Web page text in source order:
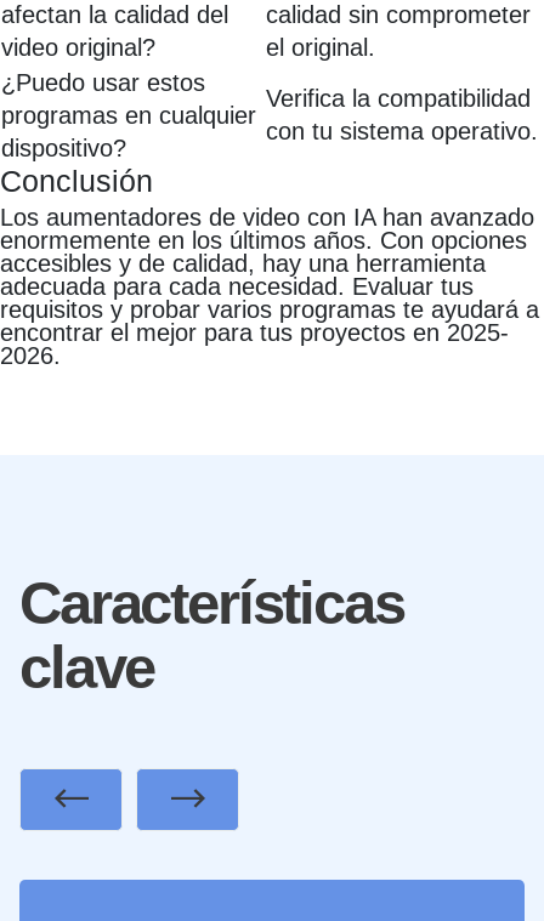
afectan la calidad del
video original?
calidad sin comprometer
el original.
¿Puedo usar estos
programas en cualquier
dispositivo?
Verifica la compatibilidad
con tu sistema operativo.
Conclusión
Los aumentadores de video con IA han avanzado
enormemente en los últimos años. Con opciones
accesibles y de calidad, hay una herramienta
adecuada para cada necesidad. Evaluar tus
requisitos y probar varios programas te ayudará a
encontrar el mejor para tus proyectos en 2025-
2026.
Características
clave
PreviousNext